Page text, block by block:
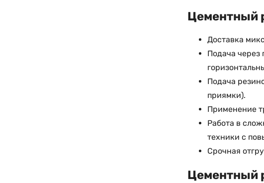
Цементный
Доставка
Подача через
Подача
приямки).
Применение
Работа в
техники с
Срочная
Цементный